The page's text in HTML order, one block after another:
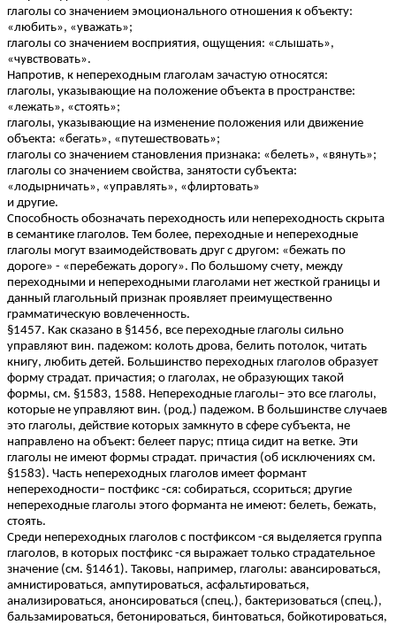
глаголы со значением эмоционального отношения к объекту:
«любить», «уважать»;
глаголы со значением восприятия, ощущения: «слышать»,
«чувствовать».
Напротив, к непереходным глаголам зачастую относятся:
глаголы, указывающие на положение объекта в пространстве:
«лежать», «стоять»;
глаголы, указывающие на изменение положения или движение
объекта: «бегать», «путешествовать»;
глаголы со значением становления признака: «белеть», «вянуть»;
глаголы со значением свойства, занятости субъекта:
«лодырничать», «управлять», «флиртовать»
и другие.
Способность обозначать переходность или непереходность скрыта
в семантике глаголов. Тем более, переходные и непереходные
глаголы могут взаимодействовать друг с другом: «бежать по
дороге» - «перебежать дорогу». По большому счету, между
переходными и непереходными глаголами нет жесткой границы и
данный глагольный признак проявляет преимущественно
грамматическую вовлеченность.
§1457. Как сказано в §1456, все переходные глаголы сильно
управляют вин. падежом: колоть дрова, белить потолок, читать
книгу, любить детей. Большинство переходных глаголов образует
форму страдат. причастия; о глаголах, не образующих такой
формы, см. §1583, 1588. Непереходные глаголы– это все глаголы,
которые не управляют вин. (род.) падежом. В большинстве случаев
это глаголы, действие которых замкнуто в сфере субъекта, не
направлено на объект: белеет парус; птица сидит на ветке. Эти
глаголы не имеют формы страдат. причастия (об исключениях см.
§1583). Часть непереходных глаголов имеет формант
непереходности– постфикс -ся: собираться, ссориться; другие
непереходные глаголы этого форманта не имеют: белеть, бежать,
стоять.
Среди непереходных глаголов с постфиксом -ся выделяется группа
глаголов, в которых постфикс -ся выражает только страдательное
значение (см. §1461). Таковы, например, глаголы: авансироваться,
амнистироваться, ампутироваться, асфальтироваться,
анализироваться, анонсироваться (спец.), бактеризоваться (спец.),
бальзамироваться, бетонироваться, бинтоваться, бойкотироваться,